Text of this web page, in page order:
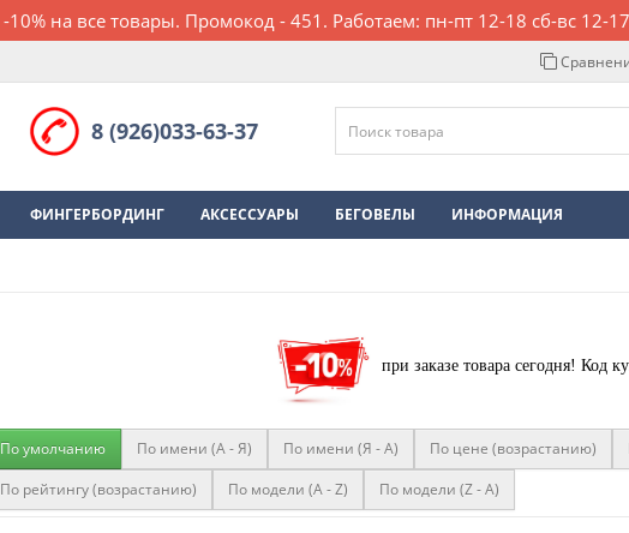
-10% на все товары. Промокод - 451. Работаем: пн-пт 12-18 сб-вс 12-17
8 (926)033-63-37
ФИНГЕРБОРДИНГ АКСЕССУАРЫ БЕГОВЕЛЫ ИНФОРМАЦИЯ
при заказе товара сегодня! Код
По умолчанию По имени (A - Я) По имени (Я - A) По цене (возрастанию)
По рейтингу (возрастанию)
По модели (A - Z) По модели (Z - A)